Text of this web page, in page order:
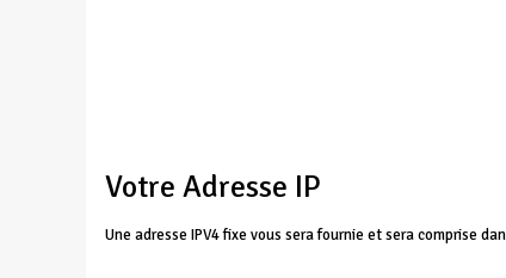
Votre Adresse IP
Une adresse IPV4 fixe vous sera fournie et sera comprise